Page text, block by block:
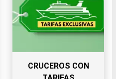
CRUCEROS CON